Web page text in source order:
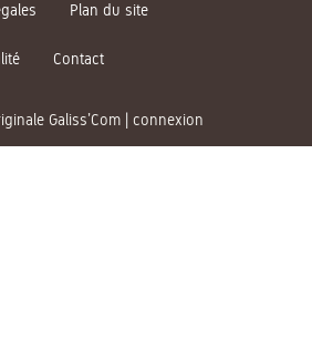
Plan du site
Contact
Galiss’Com| connexion